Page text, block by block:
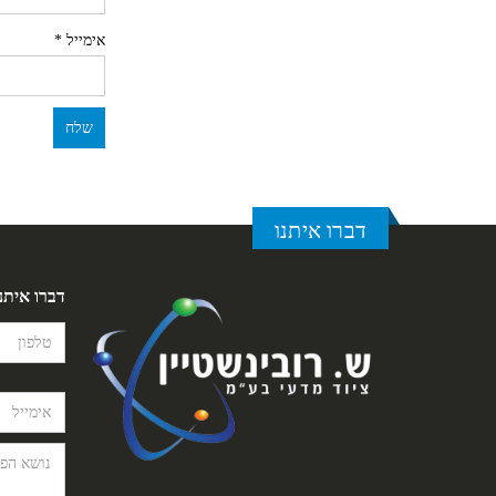
אימייל*
דברו איתנו
דברו